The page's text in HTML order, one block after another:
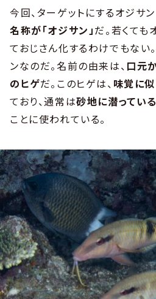
今回、ターゲットにするオジサ
名称が「オジサン」だ。若くても
ておじさん化するわけでもない
ンなのだ。名前の由来は、 口元
のヒゲだ。このヒゲは、 味覚に
ており、通常は砂地に潜ってい
ことに使われている。